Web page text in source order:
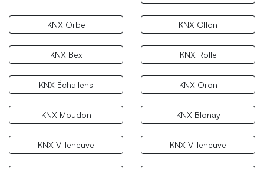
KNX Orbe KNX Ollon
KNX Bex KNX Rolle
KNX Échallens KNX Oron
KNX Moudon KNX Blonay
KNX Villeneuve KNX Villeneuve